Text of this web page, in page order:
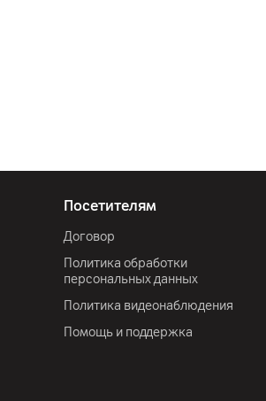
Посетителям
Договор
Политика обработки
персональных данных
Политика видеонаблюдения
Помощь и поддержка